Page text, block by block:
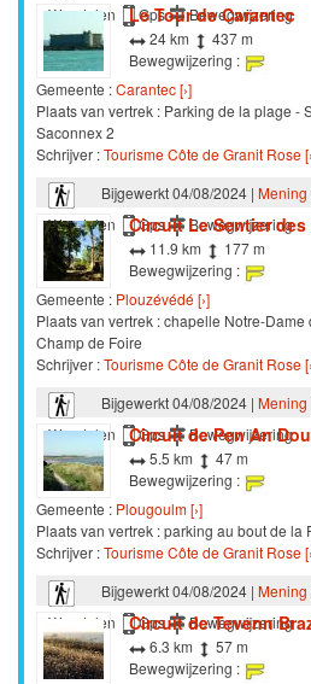
Wandelen
Gps Bewegwijzering
Le Tour de Carantec
24 km
437 m
Bewegwijzering :
Gemeente :Carantec [›]
Plaats van vertrek : Parking de la plage -
Saconnex 2
Schrijver :Tourisme Côte de Granit Rose
Bijgewerkt 04/08/2024 | Mening
Wandelen
Gps Bewegwijzering
Circuit Le Sentier
11.9 km
177 m
Bewegwijzering :
Gemeente : Plouzévédé [›]
Plaats van vertrek : chapelle Notre-Dame
Champ de Foire
Schrijver :Tourisme Côte de Granit Rose
Bijgewerkt 04/08/2024 | Mening
Wandelen
Gps Bewegwijzering
Circuit de Pen An
5.5 km
47 m
Bewegwijzering :
Gemeente : Plougoulm [›]
Plaats van vertrek : parking au bout de la
Schrijver :Tourisme Côte de Granit Rose
Bijgewerkt 04/08/2024 | Mening
Wandelen
Gps Bewegwijzering
Circuit de Tevenn
6.3 km
57 m
Bewegwijzering :